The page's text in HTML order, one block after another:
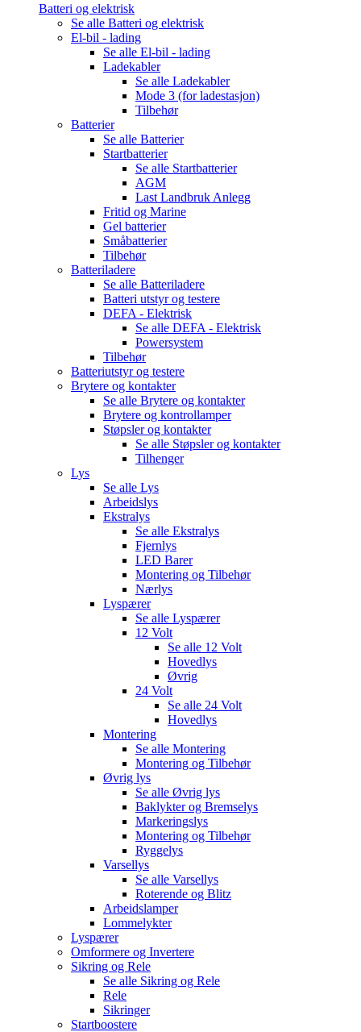
Batteri og elektrisk
Se alle Batteri og elektrisk
El-bil - lading
Se alle El-bil - lading
Ladekabler
Se alle Ladekabler
Mode 3 (for ladestasjon)
Tilbehør
Batterier
Se alle Batterier
Startbatterier
Se alle Startbatterier
AGM
Last Landbruk Anlegg
Fritid og Marine
Gel batterier
Småbatterier
Tilbehør
Batteriladere
Se alle Batteriladere
Batteri utstyr og testere
DEFA - Elektrisk
Se alle DEFA - Elektrisk
Powersystem
Tilbehør
Batteriutstyr og testere
Brytere og kontakter
Se alle Brytere og kontakter
Brytere og kontrollamper
Støpsler og kontakter
Se alle Støpsler og kontakter
Tilhenger
Lys
Se alle Lys
Arbeidslys
Ekstralys
Se alle Ekstralys
Fjernlys
LED Barer
Montering og Tilbehør
Nærlys
Lyspærer
Se alle Lyspærer
12 Volt
Se alle 12 Volt
Hovedlys
Øvrig
24 Volt
Se alle 24 Volt
Hovedlys
Montering
Se alle Montering
Montering og Tilbehør
Øvrig lys
Se alle Øvrig lys
Baklykter og Bremselys
Markeringslys
Montering og Tilbehør
Ryggelys
Varsellys
Se alle Varsellys
Roterende og Blitz
Arbeidslamper
Lommelykter
Lyspærer
Omformere og Invertere
Sikring og Rele
Se alle Sikring og Rele
Rele
Sikringer
Startboostere